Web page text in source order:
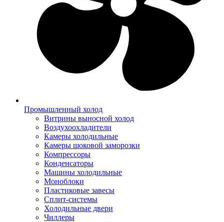
Промышленный холод
Витрины выносной холод
Воздухоохладители
Камеры холодильные
Камеры шоковой заморозки
Компрессоры
Конденсаторы
Машины холодильные
Моноблоки
Пластиковые завесы
Сплит-системы
Холодильные двери
Чиллеры